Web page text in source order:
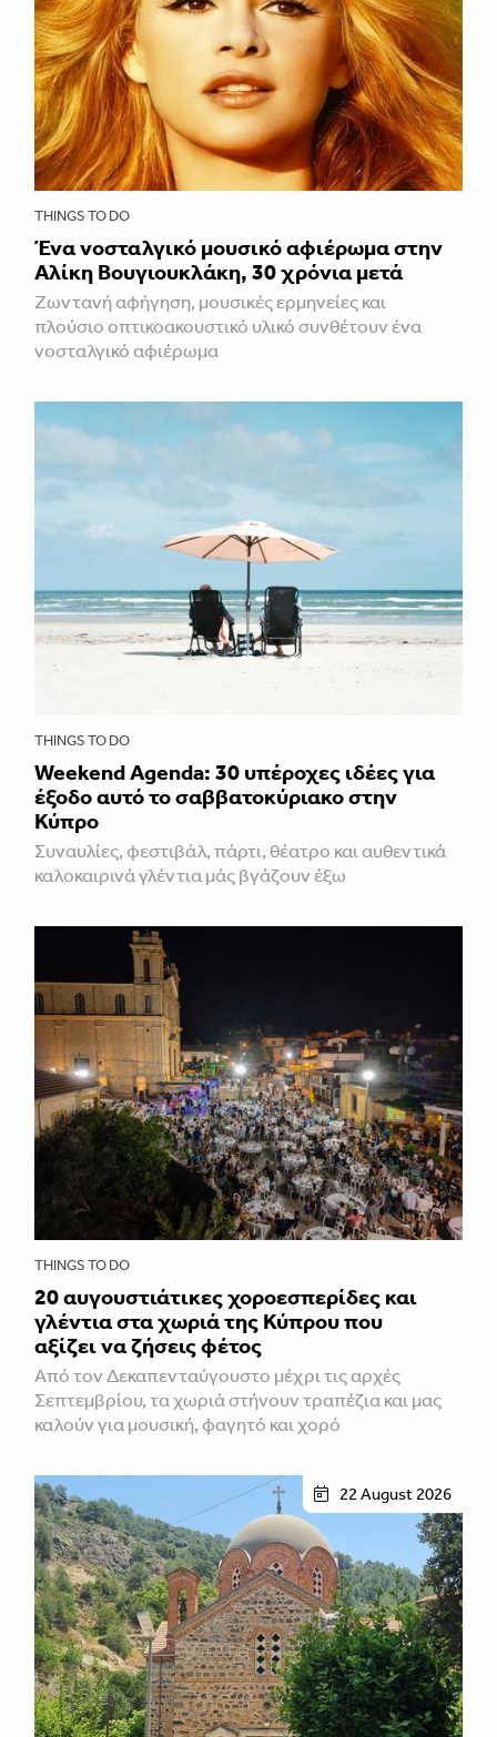
THINGS TO DO
Ένα νοσταλγικό μουσικό αφιέρωμα στην
Αλίκη Βουγιουκλάκη, 30 χρόνια μετά
Ζωντανή αφήγηση, μουσικές ερμηνείες και
πλούσιο οπτικοακουστικό υλικό συνθέτουν ένα
νοσταλγικό αφιέρωμα
THINGS TO DO
Weekend Agenda: 30 υπέροχες ιδέες για
έξοδο αυτό το σαββατοκύριακο στην
Κύπρο
Συναυλίες, φεστιβάλ, πάρτι, θέατρο και αυθεντικά
καλοκαιρινά γλέντια μάς βγάζουν έξω
THINGS TO DO
20 αυγουστιάτικες χοροεσπερίδες και
γλέντια στα χωριά της Κύπρου που
αξίζει να ζήσεις φέτος
Από τον Δεκαπενταύγουστο μέχρι τις αρχές
Σεπτεμβρίου, τα χωριά στήνουν τραπέζια και μας
καλούν για μουσική, φαγητό και χορό
22 August 2026